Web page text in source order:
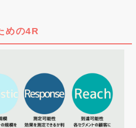
めの4R